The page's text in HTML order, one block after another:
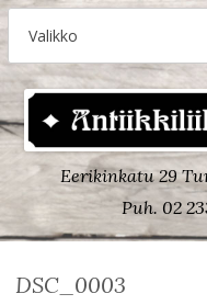
Eerikinkatu 29
Puh. 02
DSC_0003